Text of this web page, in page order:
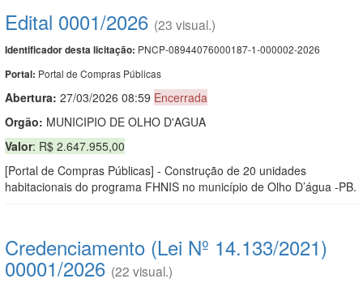
Edital 0001/2026 (23 visual.)
Identificador desta licitação: PNCP-08944076000187-1-000002-2026
Portal: Portal de Compras Públicas
Abertura: 27/03/2026 08:59 Encerrada
Orgão: MUNICIPIO DE OLHO D'AGUA
Valor: R$ 2.647.955,00
[Portal de Compras Públicas] - Construção de 20 unidades
habitacionais do programa FHNIS no município de Olho D’água -PB.
Credenciamento (Lei Nº 14.133/2021)
00001/2026 (22 visual.)